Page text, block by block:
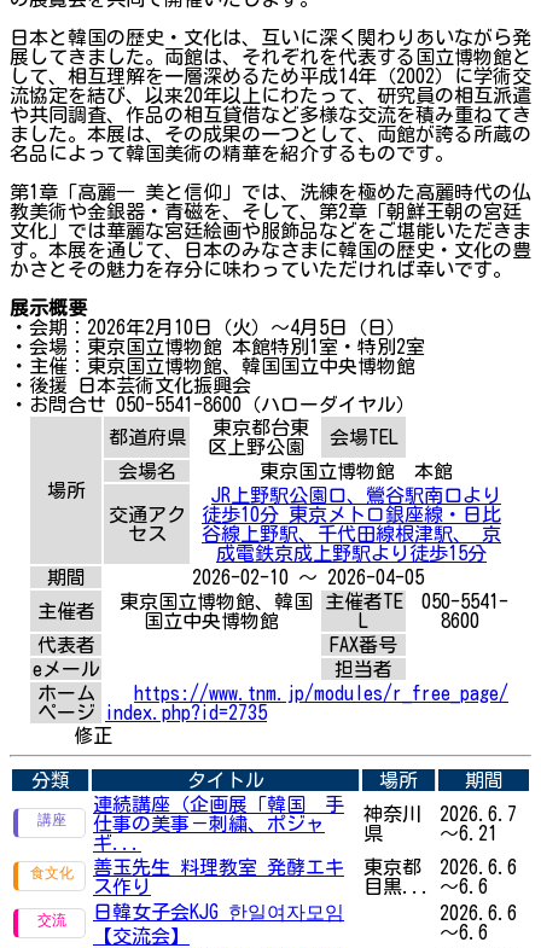
日本と韓国の歴史・文化は、互いに深く関わりあいながら発
展してきました。両館は、それぞれを代表する国立博物館と
して、相互理解を一層深めるため平成14年（2002）に学術交
流協定を結び、以来20年以上にわたって、研究員の相互派遣
や共同調査、作品の相互貸借など多様な交流を積み重ねてき
ました。本展は、その成果の一つとして、両館が誇る所蔵の
名品によって韓国美術の精華を紹介するものです。
第1章「高麗― 美と信仰」では、洗練を極めた高麗時代の仏
教美術や金銀器・青磁を、そして、第2章「朝鮮王朝の宮廷
文化」では華麗な宮廷絵画や服飾品などをご堪能いただきま
す。本展を通じて、日本のみなさまに韓国の歴史・文化の豊
かさとその魅力を存分に味わっていただければ幸いです。
展示概要
・会期：2026年2月10日（火）～4月5日（日）
・会場：東京国立博物館 本館特別1室・特別2室
・主催：東京国立博物館、韓国国立中央博物館
・後援 日本芸術文化振興会
・お問合せ 050-5541-8600（ハローダイヤル）
場所
都道府県
東京都台東
区上野公園
会場TEL
会場名
東京国立博物館 本館
交通アク
セス
JR上野駅公園口、鶯谷駅南口より
徒歩10分 東京メトロ銀座線・日比
谷線上野駅、千代田線根津駅、 京
成電鉄京成上野駅より徒歩15分
期間
2026-02-10 ～ 2026-04-05
主催者
東京国立博物館、韓国
国立中央博物館
主催者TE
050-5541-
8600
代表者
FAX番号
eメール
担当者
ホーム
ページ
https://www.tnm.jp/modules/r_free_page/
index.php?id=2735
修正
分類 タイトル 場所
期間
連続講座（企画展「韓国 手
仕事の美事－刺繍、ポジャ
ギ...
神奈川
県
2026.6.7
～6.21
善玉先生 料理教室 発酵エキ
ス作り
東京都
目黒...
2026.6.6
～6.6
日韓女子会KJG 한일여자모임
【交流会】
2026.6.6
～6.6